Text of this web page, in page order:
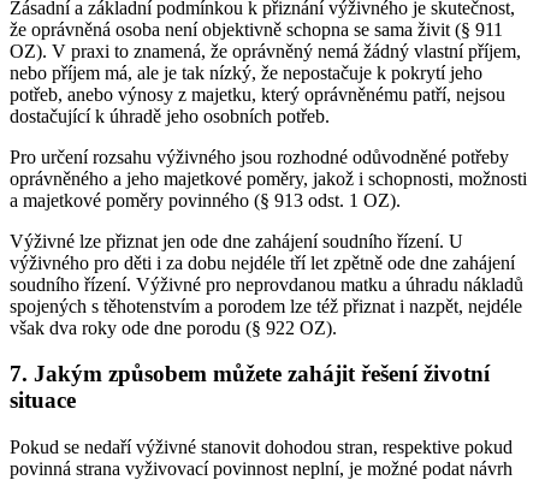
Zásadní a základní podmínkou k přiznání výživného je skutečnost,
že oprávněná osoba není objektivně schopna se sama živit (§ 911
OZ). V praxi to znamená, že oprávněný nemá žádný vlastní příjem,
nebo příjem má, ale je tak nízký, že nepostačuje k pokrytí jeho
potřeb, anebo výnosy z majetku, který oprávněnému patří, nejsou
dostačující k úhradě jeho osobních potřeb.
Pro určení rozsahu výživného jsou rozhodné odůvodněné potřeby
oprávněného a jeho majetkové poměry, jakož i schopnosti, možnosti
a majetkové poměry povinného (§ 913 odst. 1 OZ).
Výživné lze přiznat jen ode dne zahájení soudního řízení. U
výživného pro děti i za dobu nejdéle tří let zpětně ode dne zahájení
soudního řízení. Výživné pro neprovdanou matku a úhradu nákladů
spojených s těhotenstvím a porodem lze též přiznat i nazpět, nejdéle
však dva roky ode dne porodu (§ 922 OZ).
7. Jakým způsobem můžete zahájit řešení životní
situace
Pokud se nedaří výživné stanovit dohodou stran, respektive pokud
povinná strana vyživovací povinnost neplní, je možné podat návrh